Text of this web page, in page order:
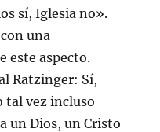
sí, Iglesia no».
una
este aspecto.
Ratzinger: Sí,
tal vez incluso
un Dios, un Cristo